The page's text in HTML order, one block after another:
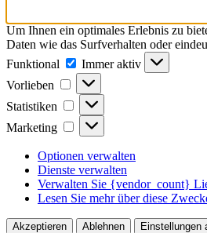
Um Ihnen ein optimales Erlebnis zu
Daten wie das Surfverhalten oder
Funktional
Funktional
Immer aktiv
Vorlieben
Vorlieben
Statistiken Statistiken
Marketing Marketing
Optionen verwalten
Dienste verwalten
Verwalten Sie {vendor_count}
Lesen Sie mehr über diese
Akzeptieren Ablehnen Einstellungen